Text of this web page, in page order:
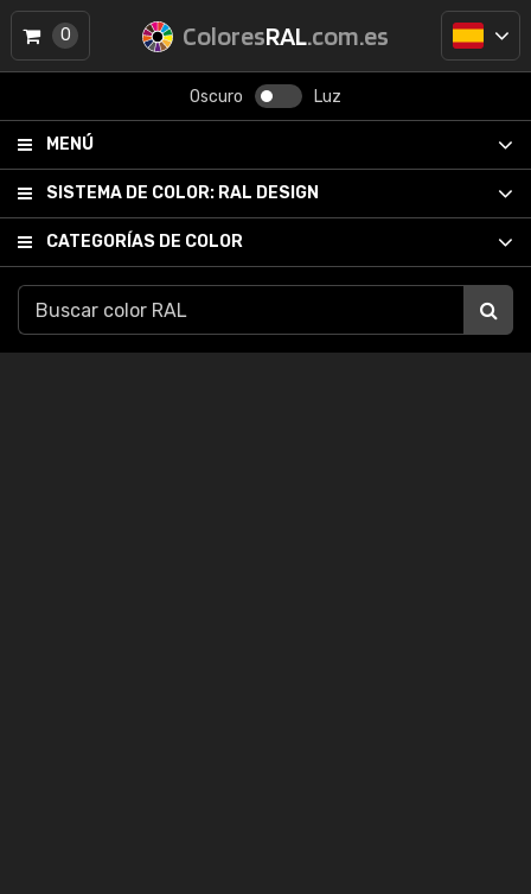
ColoresRAL.com.es
Oscuro Luz
MENÚ
SISTEMA DE COLOR: RAL DESIGN
CATEGORÍAS DE COLOR
0